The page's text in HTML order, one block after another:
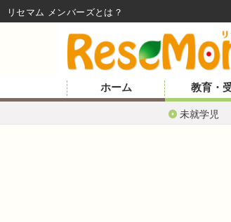
ホーム 教育・
未就学児
リセマム メンバーズ